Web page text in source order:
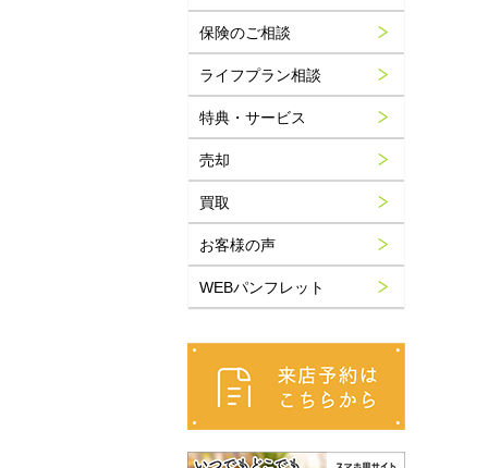
保険のご相談
ライフプラン相談
特典・サービス
売却
買取
お客様の声
WEBパンフレット